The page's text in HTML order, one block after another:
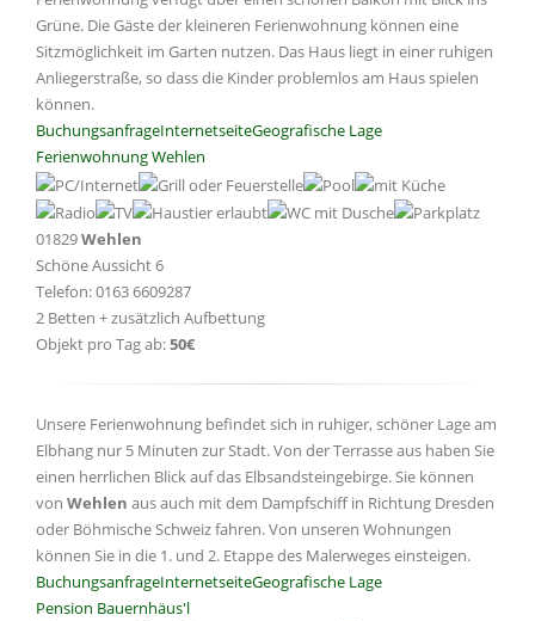
Grüne. Die Gäste der kleineren Ferienwohnung können eine
Sitzmöglichkeit im Garten nutzen. Das Haus liegt in einer ruhigen
Anliegerstraße, so dass die Kinder problemlos am Haus spielen
können.
BuchungsanfrageInternetseiteGeografische Lage
Ferienwohnung Wehlen
01829Wehlen
Schöne Aussicht 6
Telefon: 0163 6609287
2 Betten + zusätzlich Aufbettung
Objekt pro Tag ab:50€
Unsere Ferienwohnung befindet sich in ruhiger, schöner Lage am
Elbhang nur 5 Minuten zur Stadt. Von der Terrasse aus haben Sie
einen herrlichen Blick auf das Elbsandsteingebirge. Sie können
von Wehlen aus auch mit dem Dampfschiff in Richtung Dresden
oder Böhmische Schweiz fahren. Von unseren Wohnungen
können Sie in die 1. und 2. Etappe des Malerweges einsteigen.
BuchungsanfrageInternetseiteGeografische Lage
Pension Bauernhäus'l